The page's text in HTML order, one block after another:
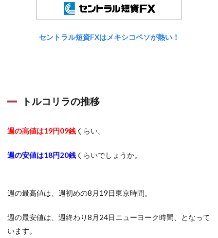
セントラル短資FXはメキシコペソが熱い！
トルコリラの推移
週の高値は19円09銭 くらい。
週の安値は18円20銭 くらいでしょうか。
週の最高値は、週初めの8月19日東京時間。
週の最安値は、週終わり8月24日ニューヨーク時間、となって
います。